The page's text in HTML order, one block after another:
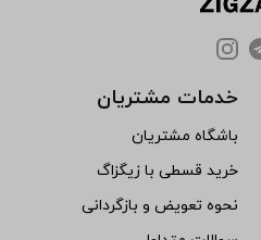
خدمات مشتریان
باشگاه مشتریان
خرید قسطی با زیگزاگ
نحوه تعویض و بازگردانی